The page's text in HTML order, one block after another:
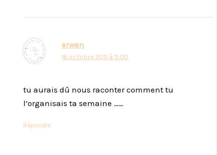
arwen
16 octobre 2011 à 11:00
tu aurais dû nous raconter comment tu
l’organisais ta semaine ……
Répondre